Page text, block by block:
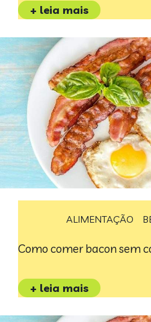
+ leia mais
ALIMENTAÇÃO
Como comer bacon sem
+ leia mais